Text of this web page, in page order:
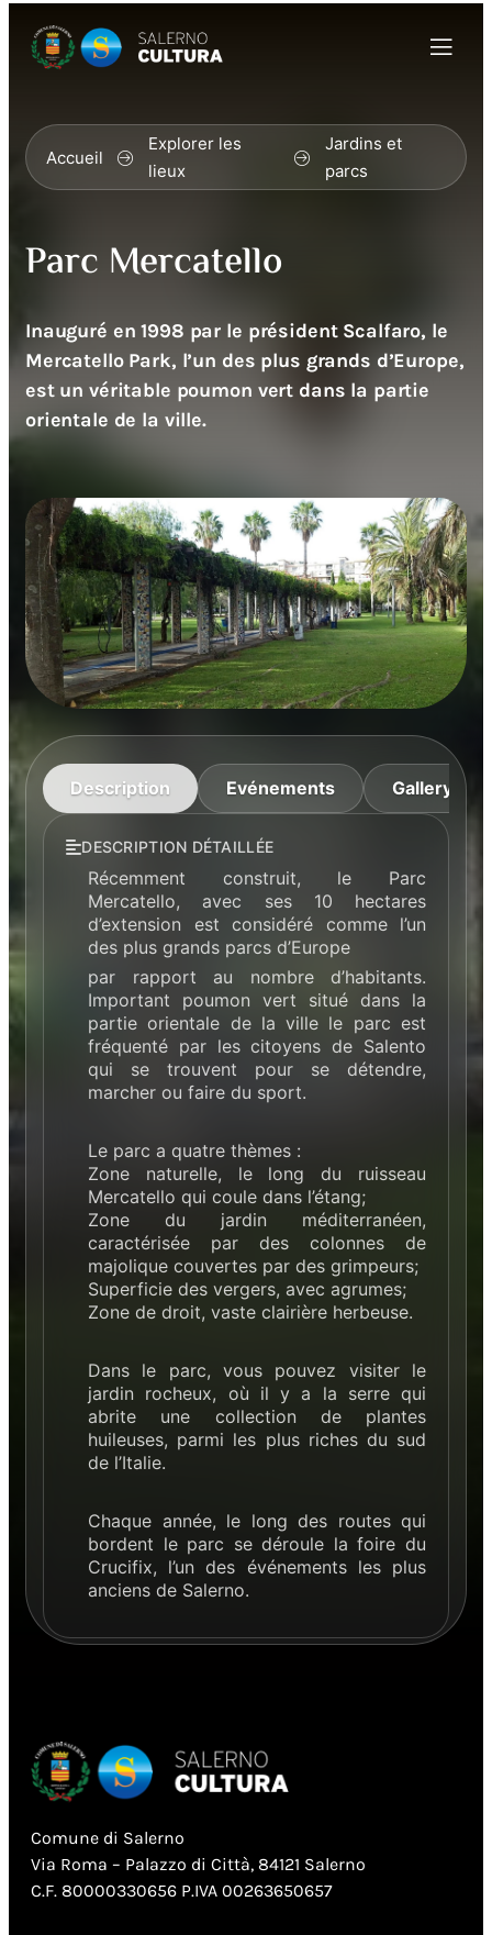
Accueil
Explorer les
lieux
Jardins et
parcs
Parc Mercatello
Inauguré en 1998 par le président Scalfaro, le
Mercatello Park, l’un des plus grands d’Europe,
est un véritable poumon vert dans la partie
orientale de la ville.
Description Evénements Gallery
DESCRIPTION DÉTAILLÉE
Récemment construit, le Parc
Mercatello, avec ses 10 hectares
d’extension est considéré comme l’un
des plus grands parcs d’Europe
par rapport au nombre d’habitants.
Important poumon vert situé dans la
partie orientale de la ville le parc est
fréquenté par les citoyens de Salento
qui se trouvent pour se détendre,
marcher ou faire du sport.
Le parc a quatre thèmes :
Zone naturelle, le long du ruisseau
Mercatello qui coule dans l’étang;
Zone du jardin méditerranéen,
caractérisée par des colonnes de
majolique couvertes par des grimpeurs;
Superficie des vergers, avec agrumes;
Zone de droit, vaste clairière herbeuse.
Dans le parc, vous pouvez visiter le
jardin rocheux, où il y a la serre qui
abrite une collection de plantes
huileuses, parmi les plus riches du sud
de l’Italie.
Chaque année, le long des routes qui
bordent le parc se déroule la foire du
Crucifix, l’un des événements les plus
anciens de Salerno.
Comune di Salerno
Via Roma – Palazzo di Città, 84121 Salerno
C.F. 80000330656 P.IVA 00263650657